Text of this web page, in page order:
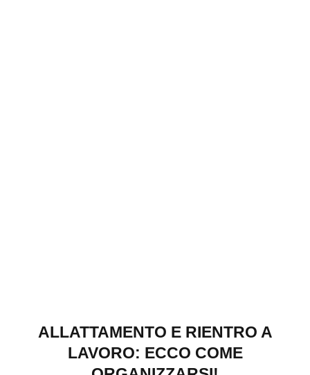
ALLATTAMENTO E RIENTRO A
LAVORO: ECCO COME